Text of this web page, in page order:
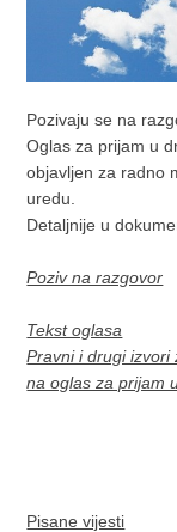
Pozivaju se na
Oglas za prijam u
objavljen za radno
uredu.
Detaljnije u
Poziv na razgovor
Tekst oglasa
Pravni i drugi izvori
na oglas za prijam
Pisane vijesti